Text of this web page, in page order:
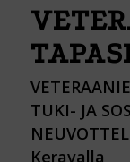
TUKI- JA
Keravalla